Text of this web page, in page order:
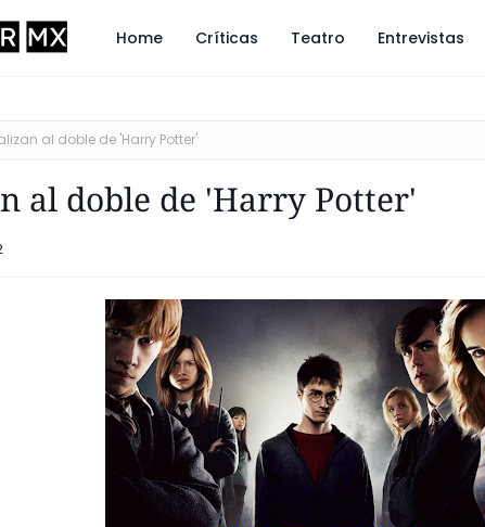
Home Críticas Teatro Entrevistas
al doble de 'Harry Potter'
al doble de 'Harry Potter'